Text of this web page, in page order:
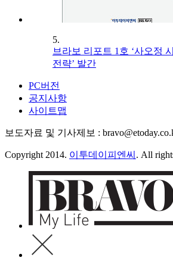
5.
브라보 리포트 1호 ‘사오정
전략’ 발간
PC버전
공지사항
사이트맵
보도자료 및 기사제보 :
Copyright 2014. 이투데이피엔씨 . All